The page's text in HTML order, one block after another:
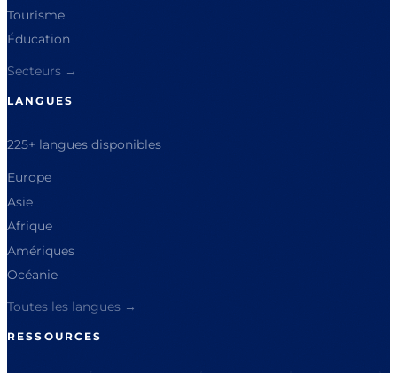
Tourisme
Éducation
Secteurs →
LANGUES
225+ langues disponibles
Europe
Asie
Afrique
Amériques
Océanie
Toutes les langues →
RESSOURCES